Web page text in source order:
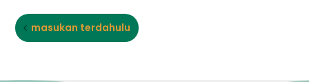
masukan terdahulu